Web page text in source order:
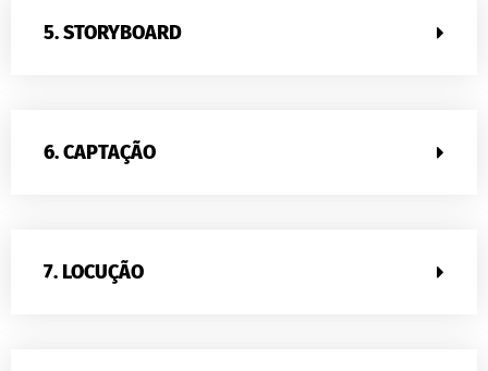
5. STORYBOARD
6. CAPTAÇÃO
7. LOCUÇÃO